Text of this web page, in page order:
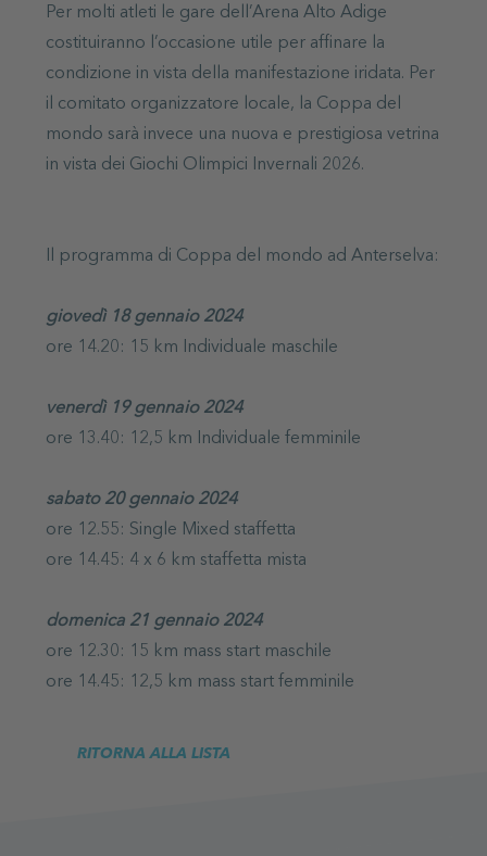
Per molti atleti le gare dell’Arena Alto Adige
costituiranno l’occasione utile per affinare la
condizione in vista della manifestazione iridata. Per
il comitato organizzatore locale, la Coppa del
mondo sarà invece una nuova e prestigiosa vetrina
in vista dei Giochi Olimpici Invernali 2026.
Il programma di Coppa del mondo ad Anterselva:
giovedì 18 gennaio 2024
ore 14.20: 15 km Individuale maschile
venerdì 19 gennaio 2024
ore 13.40: 12,5 km Individuale femminile
sabato 20 gennaio 2024
ore 12.55: Single Mixed staffetta
ore 14.45: 4 x 6 km staffetta mista
domenica 21 gennaio 2024
ore 12.30: 15 km mass start maschile
ore 14.45: 12,5 km mass start femminile
RITORNA ALLA LISTA